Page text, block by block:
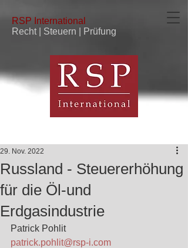
RSP International
Recht | Steuern | Prüfung
Russland - Steuererhöhung
für die Öl-und
Erdgasindustrie
29. Nov. 2022
Patrick Pohlit
patrick.pohlit@rsp-i.com